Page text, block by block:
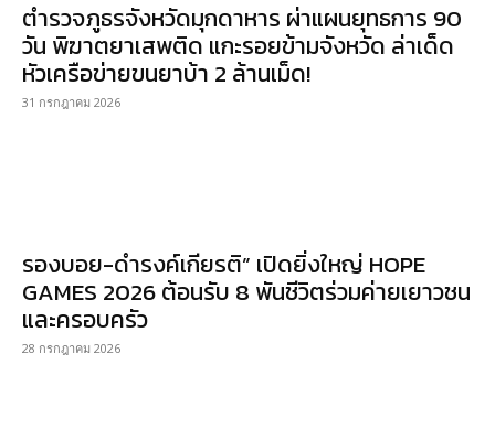
ตำรวจภูธรจังหวัดมุกดาหาร ผ่าแผนยุทธการ 90
วัน พิฆาตยาเสพติด แกะรอยข้ามจังหวัด ล่าเด็ด
หัวเครือข่ายขนยาบ้า 2 ล้านเม็ด!
31 กรกฎาคม 2026
รองบอย-ดำรงค์เกียรติ” เปิดยิ่งใหญ่ HOPE
GAMES 2026 ต้อนรับ 8 พันชีวิตร่วมค่ายเยาวชน
และครอบครัว
28 กรกฎาคม 2026